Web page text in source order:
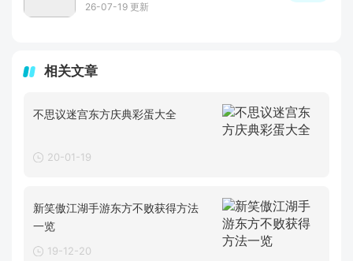
26-07-19 更新
相关文章
不思议迷宫东方庆典彩蛋大全
20-01-19
新笑傲江湖手游东方不败获得方法
一览
19-12-20